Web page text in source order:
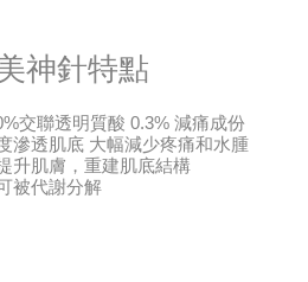
神針特點
交聯透明質酸 0.3% 減痛成份
滲透肌底 大幅減少疼痛和水腫
升肌膚，重建肌底結構
被代謝分解